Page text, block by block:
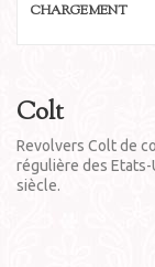
CHARGEMENT
Colt
Revolvers Colt de
régulière des Etats-
siècle.